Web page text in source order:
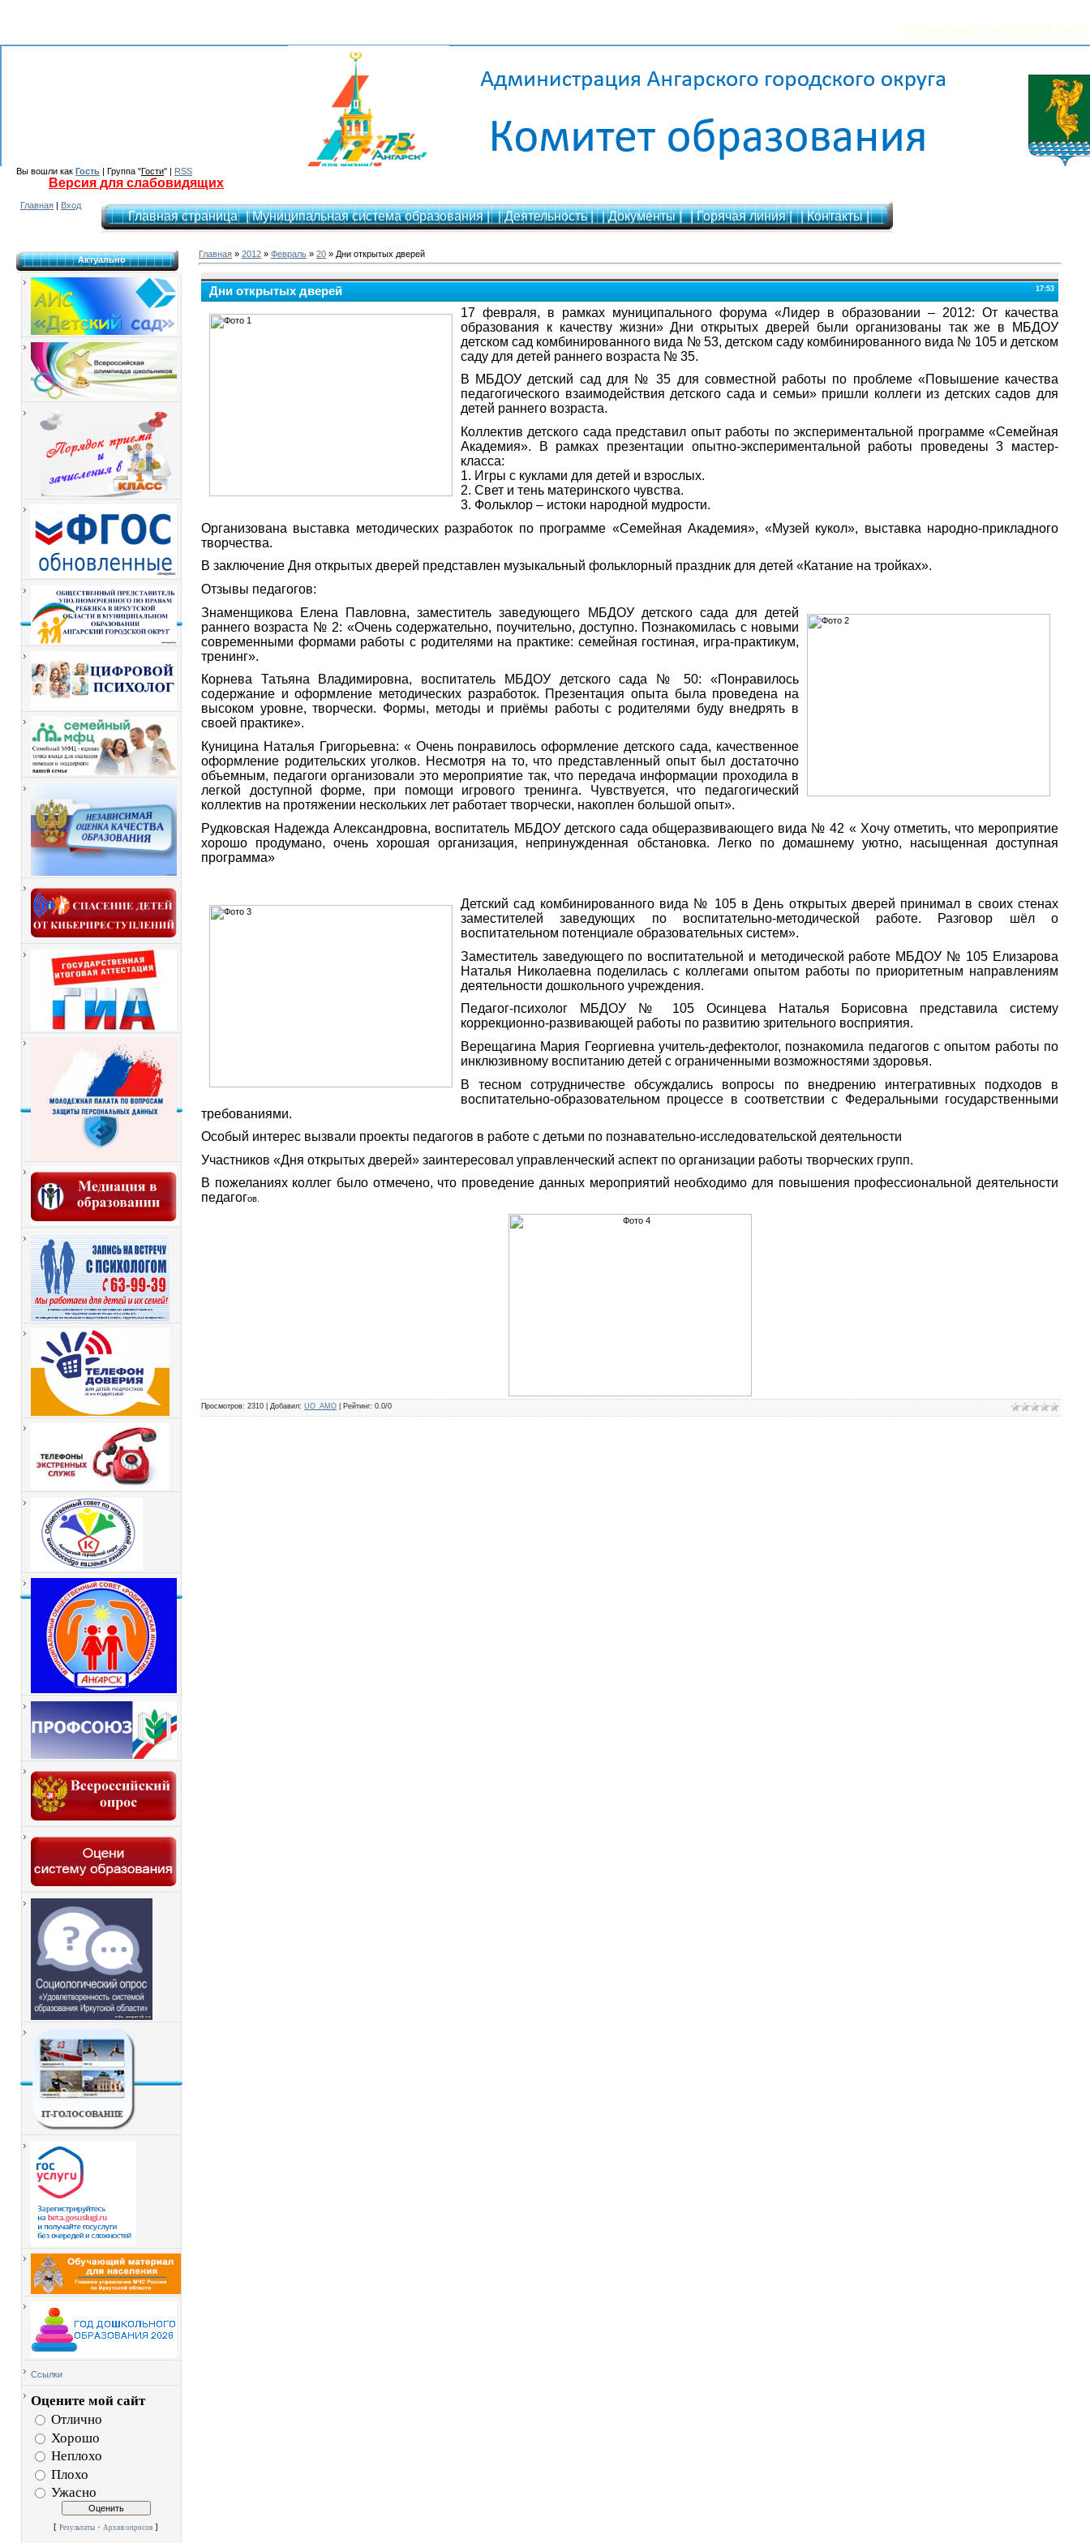
Воскресенье, 09.08.2026, 18:12
Вы вошли как Гость | Группа "Гости" | RSS
Версия для слабовидящих
Главная | Вход
Главная страница | Муниципальная система образования | | Деятельность | | Документы | | Горячая линия | | Контакты |
Актуально
Ссылки
Оцените мой сайт
Отлично
Хорошо
Неплохо
Плохо
Ужасно
[ Результаты · Архив опросов ]
Главная » 2012 » Февраль » 20 » Дни открытых дверей
17:53
Дни открытых дверей
17 февраля, в рамках муниципального форума «Лидер в образовании – 2012: От качества
образования к качеству жизни» Дни открытых дверей были организованы так же в МБДОУ
детском сад комбинированного вида № 53, детском саду комбинированного вида № 105 и детском
саду для детей раннего возраста № 35.
В МБДОУ детский сад для № 35 для совместной работы по проблеме «Повышение качества
педагогического взаимодействия детского сада и семьи» пришли коллеги из детских садов для
детей раннего возраста.
Коллектив детского сада представил опыт работы по экспериментальной программе «Семейная
Академия». В рамках презентации опытно-экспериментальной работы проведены 3 мастер-
класса:
1. Игры с куклами для детей и взрослых.
2. Свет и тень материнского чувства.
3. Фольклор – истоки народной мудрости.
Организована выставка методических разработок по программе «Семейная Академия», «Музей кукол», выставка народно-прикладного
творчества.
В заключение Дня открытых дверей представлен музыкальный фольклорный праздник для детей «Катание на тройках».
Отзывы педагогов:
Знаменщикова Елена Павловна, заместитель заведующего МБДОУ детского сада для детей
раннего возраста № 2: «Очень содержательно, поучительно, доступно. Познакомилась с новыми
современными формами работы с родителями на практике: семейная гостиная, игра-практикум,
тренинг».
Корнева Татьяна Владимировна, воспитатель МБДОУ детского сада № 50: «Понравилось
содержание и оформление методических разработок. Презентация опыта была проведена на
высоком уровне, творчески. Формы, методы и приёмы работы с родителями буду внедрять в
своей практике».
Куницина Наталья Григорьевна: « Очень понравилось оформление детского сада, качественное
оформление родительских уголков. Несмотря на то, что представленный опыт был достаточно
объемным, педагоги организовали это мероприятие так, что передача информации проходила в
легкой доступной форме, при помощи игрового тренинга. Чувствуется, что педагогический
коллектив на протяжении нескольких лет работает творчески, накоплен большой опыт».
Рудковская Надежда Александровна, воспитатель МБДОУ детского сада общеразвивающего вида № 42 « Хочу отметить, что мероприятие
хорошо продумано, очень хорошая организация, непринужденная обстановка. Легко по домашнему уютно, насыщенная доступная
программа»
Детский сад комбинированного вида № 105 в День открытых дверей принимал в своих стенах
заместителей заведующих по воспитательно-методической работе. Разговор шёл о
воспитательном потенциале образовательных систем».
Заместитель заведующего по воспитательной и методической работе МБДОУ № 105 Елизарова
Наталья Николаевна поделилась с коллегами опытом работы по приоритетным направлениям
деятельности дошкольного учреждения.
Педагог-психолог МБДОУ № 105 Осинцева Наталья Борисовна представила систему
коррекционно-развивающей работы по развитию зрительного восприятия.
Верещагина Мария Георгиевна учитель-дефектолог, познакомила педагогов с опытом работы по
инклюзивному воспитанию детей с ограниченными возможностями здоровья.
В тесном сотрудничестве обсуждались вопросы по внедрению интегративных подходов в
воспитательно-образовательном процессе в соответствии с Федеральными государственными
требованиями.
Особый интерес вызвали проекты педагогов в работе с детьми по познавательно-исследовательской деятельности
Участников «Дня открытых дверей» заинтересовал управленческий аспект по организации работы творческих групп.
В пожеланиях коллег было отмечено, что проведение данных мероприятий необходимо для повышения профессиональной деятельности
педагогов.
Просмотров: 2310 | Добавил: UO_AMO Рейтинг: 0.0/0